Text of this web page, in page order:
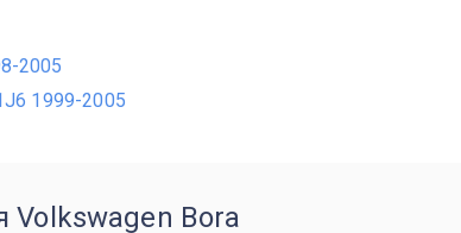
2005
1999-2005
Volkswagen Bora